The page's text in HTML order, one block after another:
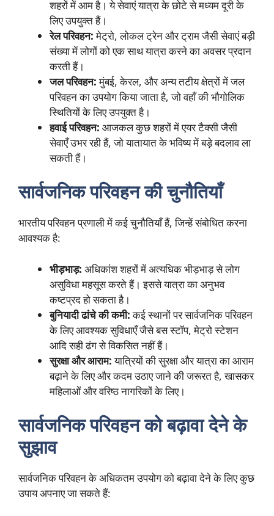
शहरों में आम है। ये सेवाएं यात्रा के छोटे से मध्यम दूरी के
लिए उपयुक्त हैं।
रेल परिवहन:मेट्रो, लोकल ट्रेन और ट्राम जैसी सेवाएं बड़ी
संख्या में लोगों को एक साथ यात्रा करने का अवसर प्रदान
करती हैं।
जल परिवहन:मुंबई, केरल, और अन्य तटीय क्षेत्रों में जल
परिवहन का उपयोग किया जाता है, जो वहाँ की भौगोलिक
स्थितियों के लिए उपयुक्त है।
हवाई परिवहन: आजकल कुछ शहरों में एयर टैक्सी जैसी
सेवाएँ उभर रही हैं, जो यातायात के भविष्य में बड़े बदलाव ला
सकती हैं।
सार्वजनिक परिवहन की चुनौतियाँ
भारतीय परिवहन प्रणाली में कई चुनौतियाँ हैं, जिन्हें संबोधित करना
आवश्यक है:
भीड़भाड़: अधिकांश शहरों में अत्यधिक भीड़भाड़ से लोग
असुविधा महसूस करते हैं। इससे यात्रा का अनुभव
कष्टप्रद हो सकता है।
बुनियादी ढांचे की कमी:कई स्थानों पर सार्वजनिक परिवहन
के लिए आवश्यक सुविधाएँ जैसे बस स्टॉप, मेट्रो स्टेशन
आदि सही ढंग से विकसित नहीं हैं।
सुरक्षा और आराम:यात्रियों की सुरक्षा और यात्रा का आराम
बढ़ाने के लिए और कदम उठाए जाने की जरूरत है, खासकर
महिलाओं और वरिष्ठ नागरिकों के लिए।
सार्वजनिक परिवहन को बढ़ावा देने के
सुझाव
सार्वजनिक परिवहन के अधिकतम उपयोग को बढ़ावा देने के लिए कुछ
उपाय अपनाए जा सकते हैं: